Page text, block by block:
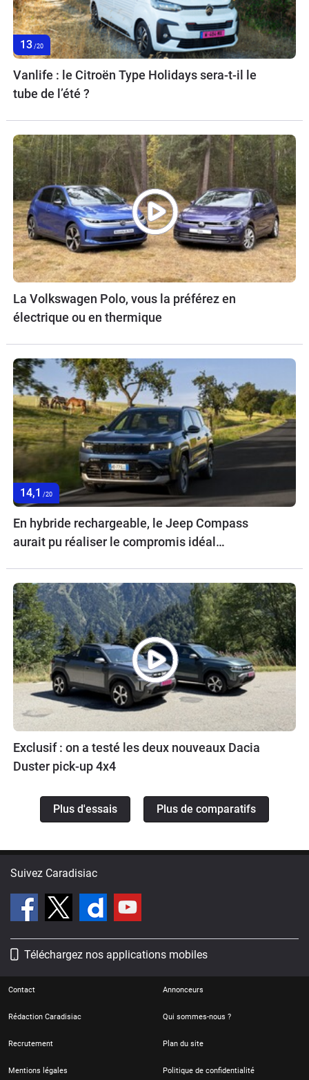
13 /20
Vanlife : le Citroën Type Holidays sera-t-il le
tube de l’été ?
La Volkswagen Polo, vous la préférez en
électrique ou en thermique
14,1 /20
En hybride rechargeable, le Jeep Compass
aurait pu réaliser le compromis idéal…
Exclusif : on a testé les deux nouveaux Dacia
Duster pick-up 4x4
Plus d'essais Plus de comparatifs
Suivez Caradisiac
Téléchargez nos applications mobiles
Contact Annonceurs
Rédaction Caradisiac Qui sommes-nous ?
Recrutement Plan du site
Mentions légales Politique de confidentialité